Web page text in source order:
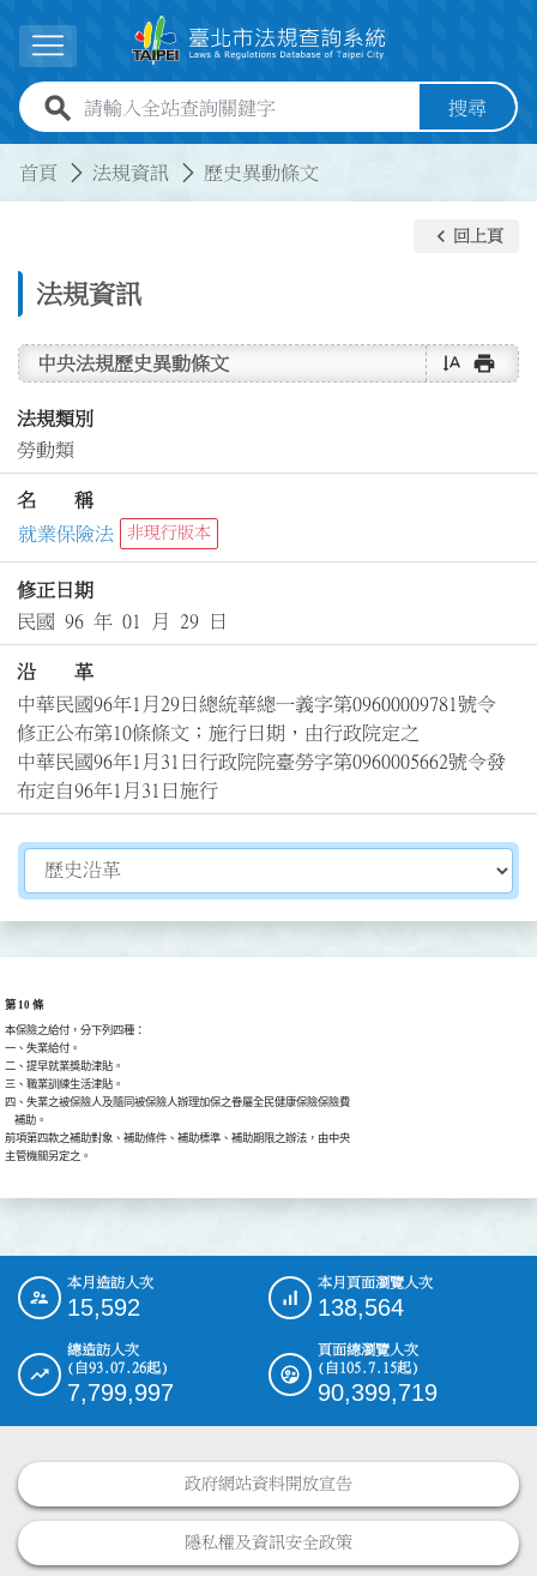
展開選單
全站查詢關鍵字欄位 搜尋
首頁 法規資訊 歷史異動條文
法規資訊
keyboard_arrow_left 回上頁
中央法規歷史異動條文 text_rotate_vertical print
法規類別
勞動類
名 稱
就業保險法
非現行版本
修正日期
民國 96 年 01 月 29 日
沿 革
中華民國96年1月29日總統華總一義字第09600009781號令
修正公布第10條條文；施行日期，由行政院定之
中華民國96年1月31日行政院院臺勞字第0960005662號令發
布定自96年1月31日施行
切換選擇法規資訊內容
第 10 條
本保險之給付，分下列四種：
一、失業給付。
二、提早就業獎助津貼。
三、職業訓練生活津貼。
四、失業之被保險人及隨同被保險人辦理加保之眷屬全民健康保險保險費
    補助。
前項第四款之補助對象、補助條件、補助標準、補助期限之辦法，由中央
主管機關另定之。
::: 本月造訪人次
15,592
本月頁面瀏覽人次
138,564
總造訪人次
(自93.07.26起)
7,799,997
頁面總瀏覽人次
(自105.7.15起)
90,399,719
政府網站資料開放宣告
隱私權及資訊安全政策